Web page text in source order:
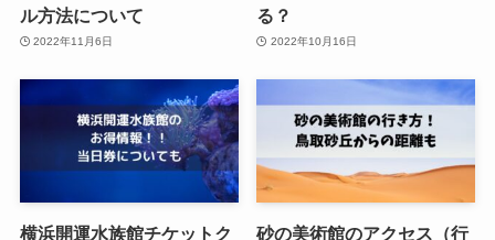
ル方法について
2022年11月6日
る？
2022年10月16日
横浜開運水族館チケットク
砂の美術館のアクセス（行